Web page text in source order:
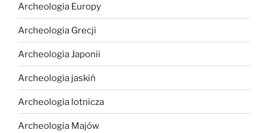
Archeologia Europy
Archeologia Grecji
Archeologia Japonii
Archeologia jaskiń
Archeologia lotnicza
Archeologia Majów